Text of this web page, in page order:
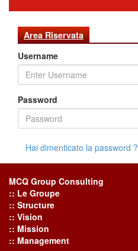
Area Riservata
Username
Password
Hai dimenticato la password ?
MCQ Group Consulting
:: Le Groupe
:: Structure
:: Vision
:: Mission
:: Management